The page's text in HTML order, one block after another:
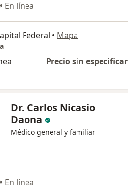
En línea
Federal • Mapa
Precio sin especificar
Dr. Carlos Nicasio
Daona
Médico general y familiar
En línea